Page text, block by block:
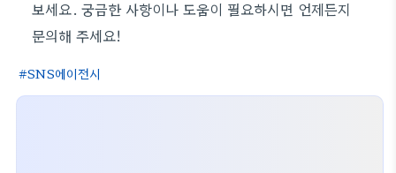
보세요. 궁금한 사항이나 도움이 필요하시면 언제든지
문의해 주세요!
SNS에이전시